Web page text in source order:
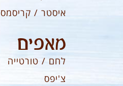
איסטר / קריסמס
מאפים
לחם / טורטייה
צ'יפס